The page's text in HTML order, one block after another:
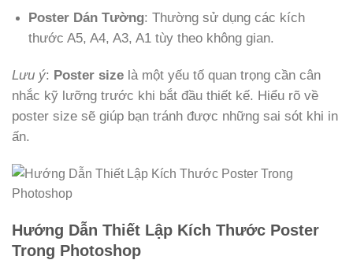
Poster Dán Tường: Thường sử dụng các kích
thước A5, A4, A3, A1 tùy theo không gian.
Lưu ý: Poster size là một yếu tố quan trọng cần cân
nhắc kỹ lưỡng trước khi bắt đầu thiết kế. Hiểu rõ về
poster size sẽ giúp bạn tránh được những sai sót khi in
ấn.
Hướng Dẫn Thiết Lập Kích Thước Poster
Trong Photoshop